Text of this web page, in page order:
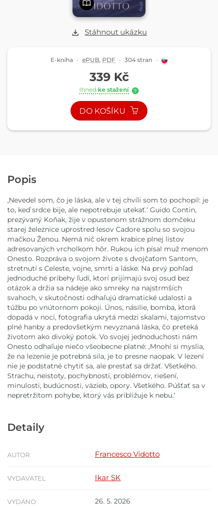
Stáhnout ukázku
E-kniha · ePUB, PDF · 304 stran ·
339 Kč
Ihned ke stažení ?
DO KOŠÍKU
Popis
,Nevedel som, čo je láska, ale v tej chvíli som to pochopil: je
to, keď srdce bije, ale nepotrebuje utekať.‘ Guido Contin,
prezývaný Koňak, žije v opustenom strážnom domčeku
starej železnice uprostred lesov Cadore spolu so svojou
mačkou Ženou. Nemá nič okrem krabice plnej listov
adresovaných vrcholkom hôr. Rukou ich písal muž menom
Onesto. Rozpráva o svojom živote s dvojčaťom Santom,
stretnutí s Celeste, vojne, smrti a láske. Na prvý pohľad
jednoduché príbehy ľudí, ktorí prijímajú svoj osud bez
otázok a držia sa nádeje ako smreky na najstrmších
svahoch, v skutočnosti odhaľujú dramatické udalosti a
túžbu po vnútornom pokoji. Únos, násilie, bomba, ktorá
dopadá v noci, fotografia ukrytá medzi skalami, tajomstvo
plné hanby a predovšetkým nevyznaná láska, čo preteká
životom ako divoký potok. Vo svojej jednoduchosti nám
Onesto odhaľuje niečo všeobecne platné: ,Mnohí si myslia,
že na lezenie je potrebná sila, je to presne naopak. V lezení
nie je podstatné chytiť sa, ale prestať sa držať. Všetkého.
Strachu, neistoty, pochybností, problémov, riešení,
minulosti, budúcnosti, väzieb, opory. Všetkého. Púšťať sa v
nepretržitom pohybe, ktorý vás približuje k nebu.‘
Detaily
AUTOR Francesco Vidotto
VYDAVATEL Ikar SK
VYDÁNO 26. 5. 2026